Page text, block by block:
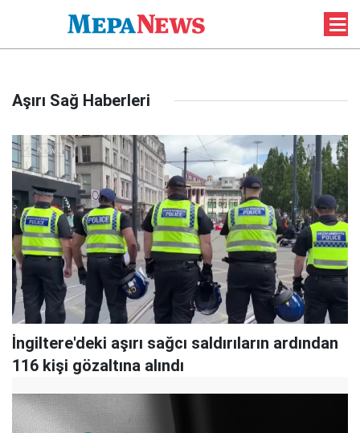
Aşırı Sağ Haberleri
İngiltere'deki aşırı sağcı saldırıların ardından
116 kişi gözaltına alındı